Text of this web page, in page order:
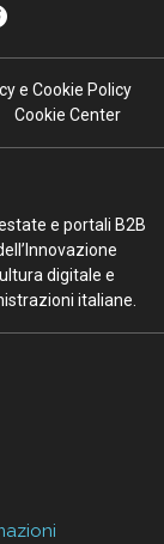
e Cookie Policy
Cookie Center
e portali B2B
digitale e
italiane.